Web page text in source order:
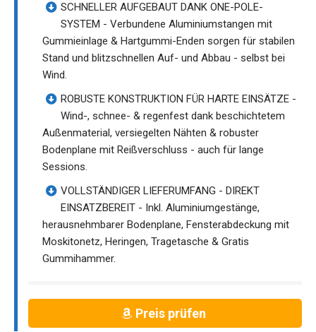
SCHNELLER AUFGEBAUT DANK ONE-POLE-
SYSTEM - Verbundene Aluminiumstangen mit
Gummieinlage & Hartgummi-Enden sorgen für stabilen
Stand und blitzschnellen Auf- und Abbau - selbst bei
Wind.
ROBUSTE KONSTRUKTION FÜR HARTE EINSÄTZE -
Wind-, schnee- & regenfest dank beschichtetem
Außenmaterial, versiegelten Nähten & robuster
Bodenplane mit Reißverschluss - auch für lange
Sessions.
VOLLSTÄNDIGER LIEFERUMFANG - DIREKT
EINSATZBEREIT - Inkl. Aluminiumgestänge,
herausnehmbarer Bodenplane, Fensterabdeckung mit
Moskitonetz, Heringen, Tragetasche & Gratis
Gummihammer.
Preis prüfen